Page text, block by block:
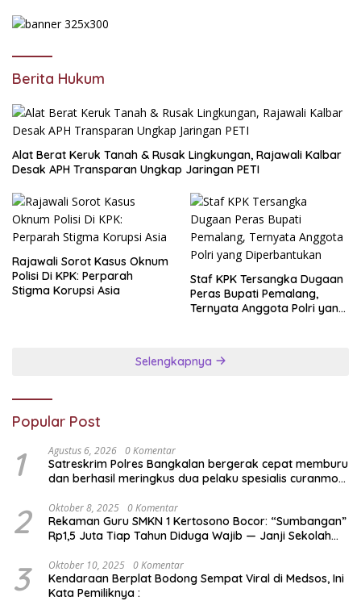
Berita Hukum
Alat Berat Keruk Tanah & Rusak Lingkungan, Rajawali Kalbar
Desak APH Transparan Ungkap Jaringan PETI
Rajawali Sorot Kasus Oknum
Polisi Di KPK: Perparah
Stigma Korupsi Asia
Staf KPK Tersangka Dugaan
Peras Bupati Pemalang,
Ternyata Anggota Polri yang
Selengkapnya
Popular Post
1 Agustus 6, 2026 0 Komentar
Satreskrim Polres Bangkalan bergerak cepat memburu
dan berhasil meringkus dua pelaku spesialis curanmor
Tulungagung.
2 Oktober 8, 2025 0 Komentar
Rekaman Guru SMKN 1 Kertosono Bocor: “Sumbangan”
Rp1,5 Juta Tiap Tahun Diduga Wajib — Janji Sekolah
3 Oktober 10, 2025 0 Komentar
Kendaraan Berplat Bodong Sempat Viral di Medsos, Ini
Kata Pemiliknya :